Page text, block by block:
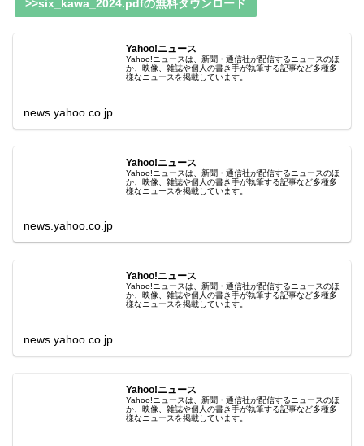
>>six_kawa_2024.pdfの無料ダウンロード
Yahoo!ニュース
Yahoo!ニュースは、新聞・通信社が配信するニュースのほ
か、映像、雑誌や個人の書き手が執筆する記事など多種多
様なニュースを掲載しています。
news.yahoo.co.jp
Yahoo!ニュース
Yahoo!ニュースは、新聞・通信社が配信するニュースのほ
か、映像、雑誌や個人の書き手が執筆する記事など多種多
様なニュースを掲載しています。
news.yahoo.co.jp
Yahoo!ニュース
Yahoo!ニュースは、新聞・通信社が配信するニュースのほ
か、映像、雑誌や個人の書き手が執筆する記事など多種多
様なニュースを掲載しています。
news.yahoo.co.jp
Yahoo!ニュース
Yahoo!ニュースは、新聞・通信社が配信するニュースのほ
か、映像、雑誌や個人の書き手が執筆する記事など多種多
様なニュースを掲載しています。